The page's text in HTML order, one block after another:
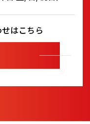
はこちら